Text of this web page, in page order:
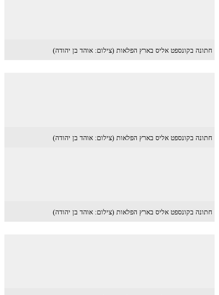
חתונה בקונספט אליס בארץ הפלאות (צילום: אוהד בן יהודה)
חתונה בקונספט אליס בארץ הפלאות (צילום: אוהד בן יהודה)
חתונה בקונספט אליס בארץ הפלאות (צילום: אוהד בן יהודה)